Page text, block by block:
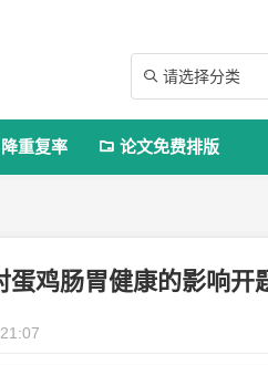
 请选择分类
降重复率  论文免费排版
鸡肠胃健康的影响开